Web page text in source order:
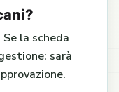
la scheda
sarà